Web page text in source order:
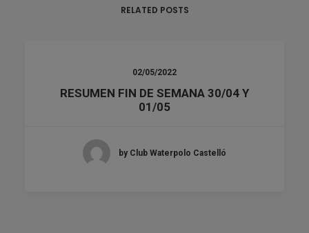
RELATED POSTS
02/05/2022
RESUMEN FIN DE SEMANA 30/04 Y
01/05
by Club Waterpolo Castelló